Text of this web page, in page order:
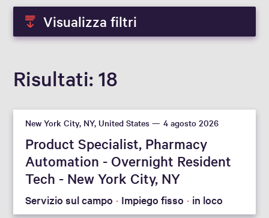
Visualizza filtri
18
Risultati
New York City, NY, United States 4 agosto 2026
Product Specialist, Pharmacy
Automation - Overnight Resident
Tech - New York City, NY
Servizio sul campo Impiego fisso in loco